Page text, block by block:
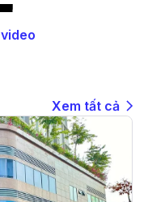
Xem tất cả